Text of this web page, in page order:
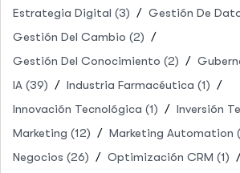
Estrategia Digital (3) Gestión De
Gestión Del Cambio (2)
Gestión Del Conocimiento (2)
IA (39) Industria Farmacéutica (1)
Innovación Tecnológica (1) Inversión
Marketing (12) Marketing Automation
Negocios (26) Optimización CRM (1)